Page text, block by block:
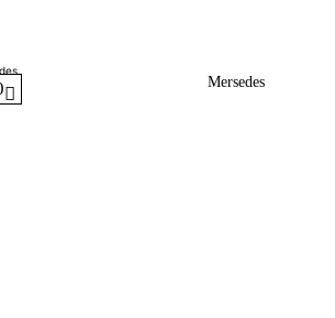
Mersedes